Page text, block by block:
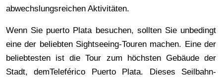
abwechslungsreichen Aktivitäten.
Wenn Sie puerto Plata besuchen, sollten Sie unbedingt
eine der beliebten Sightseeing-Touren machen. Eine der
beliebtesten ist die Tour zum höchsten Gebäude der
Stadt, demTeleférico Puerto Plata. Dieses Seilbahn-